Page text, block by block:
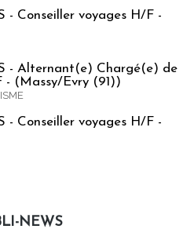
- Conseiller voyages H/F -
- Alternant(e) Chargé(e) de
- (Massy/Evry (91))
- Conseiller voyages H/F -
NEWS